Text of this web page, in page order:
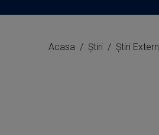
Acasa Știri Știri